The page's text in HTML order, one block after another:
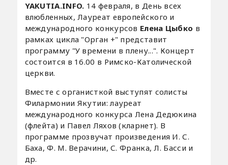
YAKUTIA.INFO. 14 февраля, в День всех
влюбленных, Лауреат европейского и
международного конкурсов Елена Цыбко в
рамках цикла "Орган +" представит
программу "У времени в плену...". Концерт
состоится в 16.00 в Римско-Католической
церкви.
Вместе с органисткой выступят солисты
Филармонии Якутии: лауреат
международного конкурса Лена Дедюкина
(флейта) и Павел Ляхов (кларнет). В
программе прозвучат произведения И. С.
Баха, Ф. М. Верачини, С. Франка, Л. Басси и
др.